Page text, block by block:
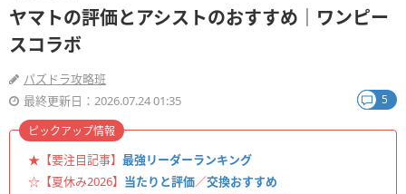
ヤマトの評価とアシストのおすすめ｜ワンピー
スコラボ
パズドラ攻略班
最終更新日：2026.07.24 01:35
5
★【要注目記事】 最強リーダーランキング
☆【夏休み2026】 当たりと評価／交換おすすめ
ピックアップ情報